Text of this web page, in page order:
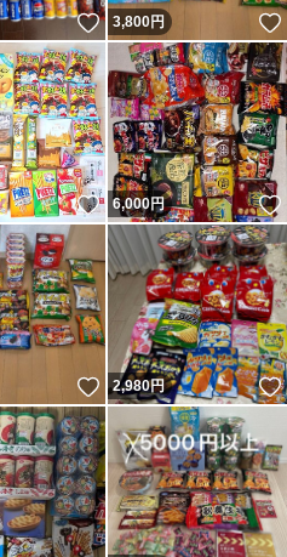
いいね！
3,800円
いいね！
6,000円
いいね！
2,980円